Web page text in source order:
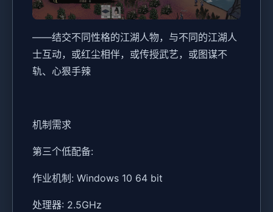
——结交不同性格的江湖人物，与不同的江湖人
士互动，或红尘相伴，或传授武艺，或图谋不
轨、心狠手辣
机制需求
第三个低配备:
作业机制: Windows 10 64 bit
处理器: 2.5GHz